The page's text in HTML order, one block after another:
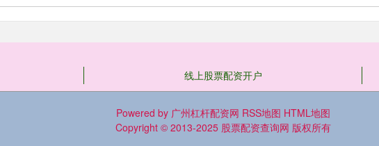
线上股票配资开户
Powered by 广州杠杆配资网 RSS地图 HTML地图
Copyright © 2013-2025 股票配资查询网 版权所有